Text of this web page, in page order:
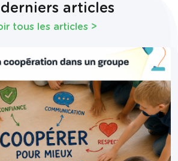
derniers articles
tous les articles >